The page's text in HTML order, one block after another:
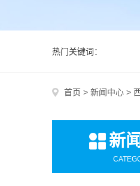
热门关键词：
首页 > 新闻中心 >
新